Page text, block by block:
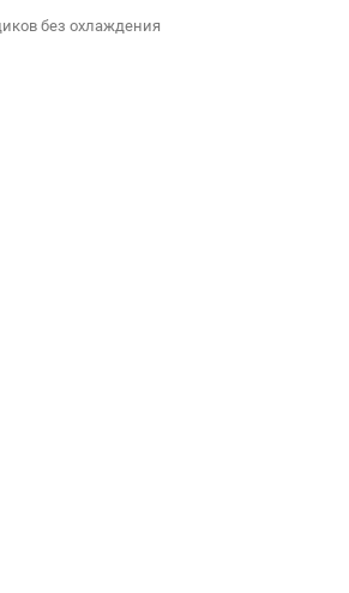
без охлаждения